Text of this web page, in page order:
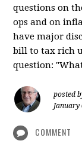
questions on
ops and on
have major
bill to tax rich
question:
posted
January
COMMENT